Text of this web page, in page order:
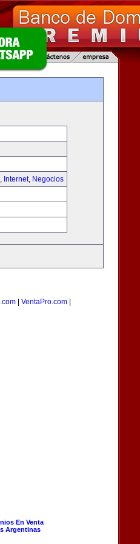
, Internet, Negocios
VentaPro.com
En Venta
Argentinas